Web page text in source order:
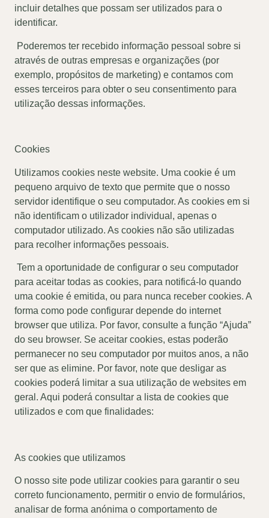
incluir detalhes que possam ser utilizados para o
identificar.
Poderemos ter recebido informação pessoal sobre si
através de outras empresas e organizações (por
exemplo, propósitos de marketing) e contamos com
esses terceiros para obter o seu consentimento para
utilização dessas informações.
Cookies
Utilizamos cookies neste website. Uma cookie é um
pequeno arquivo de texto que permite que o nosso
servidor identifique o seu computador. As cookies em si
não identificam o utilizador individual, apenas o
computador utilizado. As cookies não são utilizadas
para recolher informações pessoais.
Tem a oportunidade de configurar o seu computador
para aceitar todas as cookies, para notificá-lo quando
uma cookie é emitida, ou para nunca receber cookies. A
forma como pode configurar depende do internet
browser que utiliza. Por favor, consulte a função “Ajuda”
do seu browser. Se aceitar cookies, estas poderão
permanecer no seu computador por muitos anos, a não
ser que as elimine. Por favor, note que desligar as
cookies poderá limitar a sua utilização de websites em
geral. Aqui poderá consultar a lista de cookies que
utilizados e com que finalidades:
As cookies que utilizamos
O nosso site pode utilizar cookies para garantir o seu
correto funcionamento, permitir o envio de formulários,
analisar de forma anónima o comportamento de